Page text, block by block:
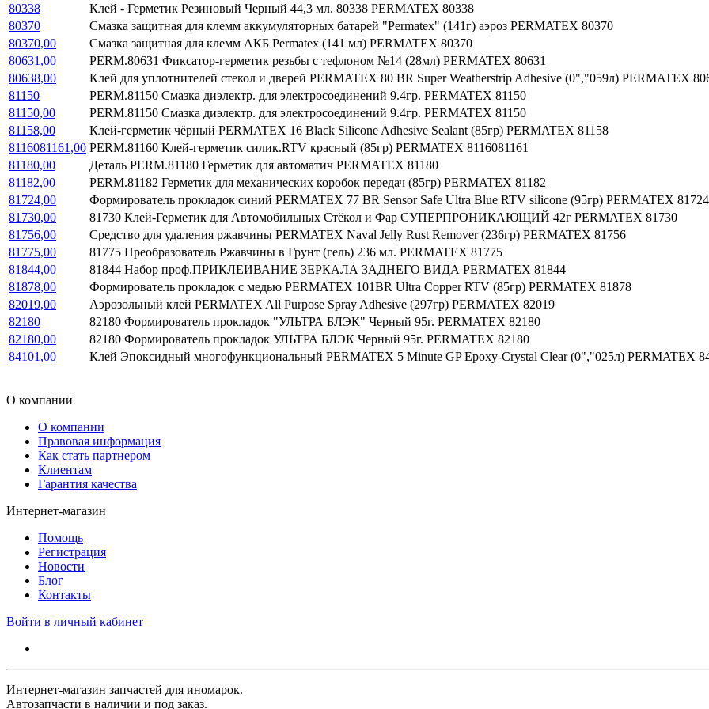
80338
Клей - Герметик Резиновый Черный 44,3 мл. 80338 PERMATEX 80338
80370
Смазка защитная для клемм аккумуляторных батарей "Permatex" (141г) аэроз PERMATEX 80370
80370,00
Смазка защитная для клемм АКБ Permatex (141 мл) PERMATEX 80370
80631,00
PERM.80631 Фиксатор-герметик резьбы с тефлоном №14 (28мл) PERMATEX 80631
80638,00
Клей для уплотнителей стекол и дверей PERMATEX 80 BR Super Weatherstrip Adhesive (0","059л) PERMATEX
81150
PERM.81150 Смазка диэлектр. для электросоединений 9.4гр. PERMATEX 81150
81150,00
PERM.81150 Смазка диэлектр. для электросоединений 9.4гр. PERMATEX 81150
81158,00
Клей-герметик чёрный PERMATEX 16 Black Silicone Adhesive Sealant (85гр) PERMATEX 81158
8116081161,00 PERM.81160 Клей-герметик силик.RTV красный (85гр) PERMATEX 8116081161
81180,00
Деталь PERM.81180 Геpметик для автоматич PERMATEX 81180
81182,00
PERM.81182 Герметик для механических коробок передач (85гр) PERMATEX 81182
81724,00
Формирователь прокладок синий PERMATEX 77 BR Sensor Safe Ultra Blue RTV silicone (95гр) PERMATEX 81724
81730,00
81730 Клей-Герметик для Автомобильных Стёкол и Фар СУПЕРПРОНИКАЮЩИЙ 42г PERMATEX 81730
81756,00
Средство для удаления ржавчины PERMATEX Naval Jelly Rust Remover (236гр) PERMATEX 81756
81775,00
81775 Преобразователь Ржавчины в Грунт (гель) 236 мл. PERMATEX 81775
81844,00
81844 Набор проф.ПРИКЛЕИВАНИЕ ЗЕРКАЛА ЗАДНЕГО ВИДА PERMATEX 81844
81878,00
Формирователь прокладок с медью PERMATEX 101BR Ultra Copper RTV (85гр) PERMATEX 81878
82019,00
Аэрозольный клей PERMATEX All Purpose Spray Adhesive (297гр) PERMATEX 82019
82180
82180 Формирователь прокладок "УЛЬТРА БЛЭК" Черный 95г. PERMATEX 82180
82180,00
82180 Формирователь прокладок УЛЬТРА БЛЭК Черный 95г. PERMATEX 82180
84101,00
Клей Эпоксидный многофункциональный PERMATEX 5 Minute GP Epoxy-Crystal Clear (0","025л) PERMATEX
О компании
О компании
Правовая информация
Как стать партнером
Клиентам
Гарантия качества
Интернет-магазин
Помощь
Регистрация
Новости
Блог
Контакты
Войти в личный кабинет
Интернет-магазин запчастей для иномарок.
Автозапчасти в наличии и под заказ.